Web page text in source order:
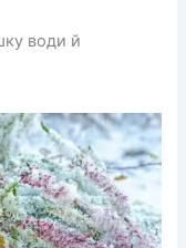
води й